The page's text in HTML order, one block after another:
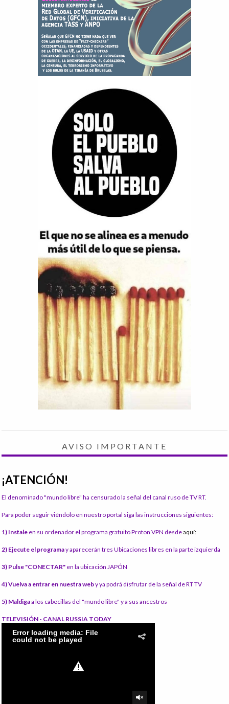
AVISO IMPORTANTE
¡ATENCIÓN!
El denominado "mundo libre" ha censurado la señal del canal ruso de TV RT.
Para poder seguir viéndolo en nuestro portal siga las instrucciones siguientes:
1) Instale en su ordenador el programa gratuito Proton VPN desdeaquí:
2) Ejecute el programay aparecerán tres Ubicaciones libres en la parte izquierda
3) Pulse "CONECTAR" en la ubicación JAPÓN
4) Vuelva a entrar en nuestra weby ya podrá disfrutar de la señal de RT TV
5) Maldigaa los cabecillas del "mundo libre" y a sus ancestros
TELEVISIÓN - CANAL RUSSIA TODAY